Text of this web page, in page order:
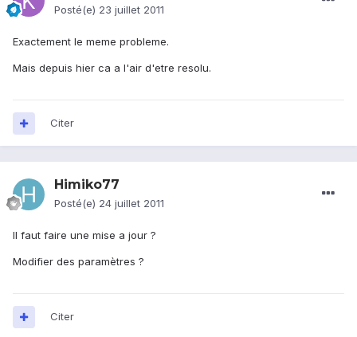
Posté(e) 23 juillet 2011
Exactement le meme probleme.
Mais depuis hier ca a l'air d'etre resolu.
Citer
Himiko77
Posté(e) 24 juillet 2011
Il faut faire une mise a jour ?
Modifier des paramètres ?
Citer